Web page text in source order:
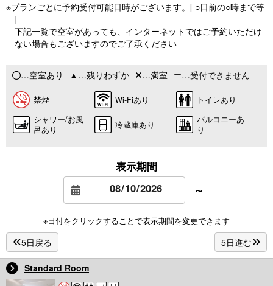
※プランごとに予約受付可能日時がございます。[ ○日前の○時まで等
]
下記一覧で空室があっても、インターネットではご予約いただけ
ない場合もございますのでご了承ください
…空室あり …残りわずか …満室 …受付できません
禁煙 Wi-Fiあり
トイレあり
シャワー/お風
呂あり
冷蔵庫あり
バルコニーあ
り
表示期間
～
※日付をクリックすることで表示期間を変更できます
5日戻る 5日進む
Standard Room